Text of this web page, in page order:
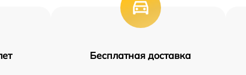
Бесплатная доставка